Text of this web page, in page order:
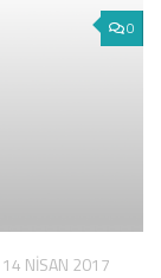
0
14 NISAN 2017